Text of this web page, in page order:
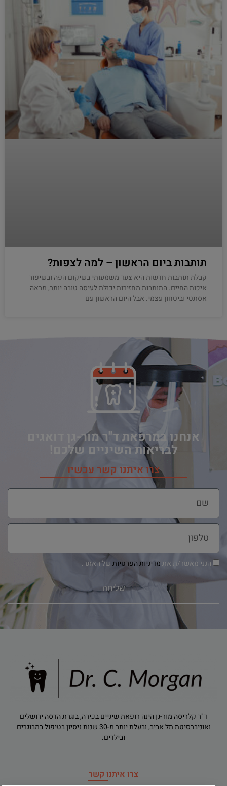
תותבות ביום הראשון – למה לצפות?
קבלת תותבות חדשות היא צעד משמעותי בשיקום הפה ובשיפור
איכות החיים. התותבות מחזירות יכולת לעיסה טובה יותר, מראה
אסתטי וביטחון עצמי. אבל היום הראשון עם
אנחנו במרפאת ד"ר מור-גן דואגים
לבריאות השיניים שלכם!
צרו איתנו קשר עכשיו
הנני מאשר/ת אתמדיניות הפרטיותשל האתר.
שליחה
ד"ר קלריסה מור-גן הינה רופאת שיניים בכירה, בוגרת הדסה ירושלים
ואוניברסיטת תל אביב, ובעלת יותר מ-30 שנות ניסיון בטיפול במבוגרים
ובילדים.
צרו איתנו קשר